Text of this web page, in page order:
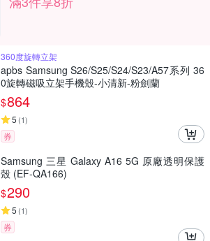
360度旋轉立架
apbs Samsung S26/S25/S24/S23/A57系列 36
0旋轉磁吸立架手機殼-小清新-粉劍蘭
$864
5 (1)
券
Samsung 三星 Galaxy A16 5G 原廠透明保護
殼 (EF-QA166)
$290
5 (1)
券